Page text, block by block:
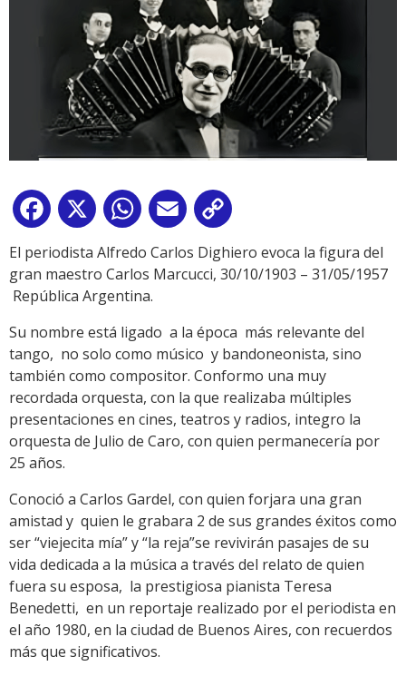
Facebook
X WhatsApp
Email
Link
El periodista Alfredo Carlos Dighiero evoca la figura del
gran maestro Carlos Marcucci, 30/10/1903 – 31/05/1957
República Argentina.
Su nombre está ligado a la época más relevante del
tango, no solo como músico y bandoneonista, sino
también como compositor. Conformo una muy
recordada orquesta, con la que realizaba múltiples
presentaciones en cines, teatros y radios, integro la
orquesta de Julio de Caro, con quien permanecería por
25 años.
Conoció a Carlos Gardel, con quien forjara una gran
amistad y quien le grabara 2 de sus grandes éxitos como
ser “viejecita mía” y “la reja”se revivirán pasajes de su
vida dedicada a la música a través del relato de quien
fuera su esposa, la prestigiosa pianista Teresa
Benedetti, en un reportaje realizado por el periodista en
el año 1980, en la ciudad de Buenos Aires, con recuerdos
más que significativos.